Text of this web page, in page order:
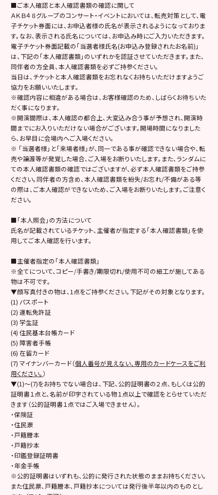
■ご本人確認と本人確認書類の確認に関して
ＡＫＢ４８グループのコンサート・イベントにおいては、転売対策として、電
子チケット券面には、お申込者様の氏名が表示されるようになっておりま
す。なお、表示される氏名については、お申込み時にご入力いただきます。
電子チケット券面記載の「当選者様氏名(お申込み登録されたお名前)」
は、下記の「本人確認書類」のいずれかを認証させていただきます。また、
同伴者の方全員、本人確認書類を必ずご持参ください。
当日は、チケットと本人確認書類をお忘れなくお持ちいただけますようご
協力をお願いいたします。
※確認内容に相違がある場合は、お客様確認のため、しばらくお待ちいた
だく事になります。
※開演間際は、本人確認の都合上、大変込み合う事が予想され、開演時
間までにお入りいただけない場合がございます。開場時間になりました
ら、お早目に会場内へご入場ください。
※ 「当選者様」と「来場者様」が、同一である事が確認できない場合や、転
売や譲渡等が発覚した場合、ご入場をお断りいたします。また、ランダムに
ての本人確認書類の確認ではございますが、必ず本人確認書類をご持参
ください。同伴者の方含め、本人確認書類を紛失/お忘れ/不備がある等
の際は、ご本人確認ができないため、ご入場をお断りいたします。ご注意く
ださい。
■「本人照会」の方法について
氏名が記載されているチケット、主催者が指定する「本人確認書類」を使
用してご本人確認を行います。
■主催者指定の「本人確認書類」
※全てについて、コピー/手書き/期限切れ/使用不可の細工が施してある
物は不可です。
▼顔写真付きの物は、1点をご持参ください。下記がその対象となります。
(1) パスポート
(2) 運転免許証
(3) 学生証
(4) 住民基本台帳カード
(5) 障害者手帳
(6) 在留カード
(7) マイナンバーカード（個人番号が見えない、専用のカードケースをご利
用ください。 ）
▼(1)～(7)をお持ちでない場合は、下記、公的証明書の２点、もしくは公的
証明書１点と、名前が印字されている物１点以上で確認をとらせていただ
きます（公的証明書１点ではご入場できません）。
・保険証
・住民票
・戸籍謄本
・戸籍抄本
・印鑑登録証明書
・年金手帳
※公的証明書はいずれも、公的に発行された状態のままお持ちください。
また住民票、戸籍謄本、戸籍抄本については発行後半年以内のものとし